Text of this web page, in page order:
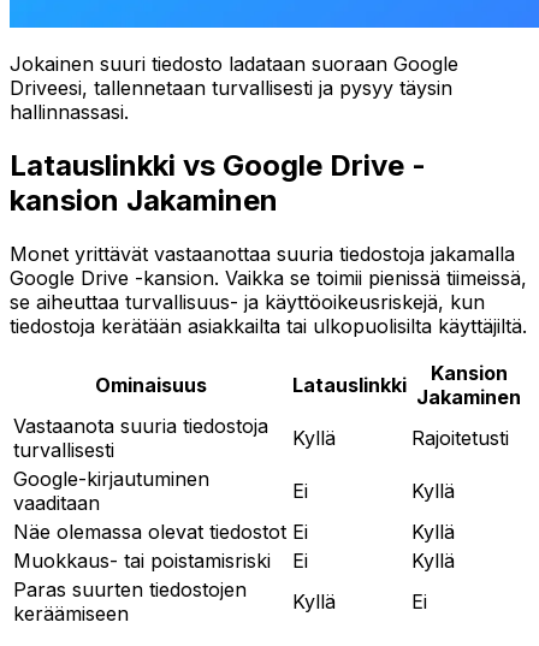
Jokainen suuri tiedosto ladataan suoraan Google
Driveesi, tallennetaan turvallisesti ja pysyy täysin
hallinnassasi.
Latauslinkki vs Google Drive -
kansion Jakaminen
Monet yrittävät vastaanottaa suuria tiedostoja jakamalla
Google Drive -kansion. Vaikka se toimii pienissä tiimeissä,
se aiheuttaa turvallisuus- ja käyttöoikeusriskejä, kun
tiedostoja kerätään asiakkailta tai ulkopuolisilta käyttäjiltä.
Ominaisuus Latauslinkki
Kansion
Jakaminen
Vastaanota suuria tiedostoja
turvallisesti
Kyllä
Rajoitetusti
Google-kirjautuminen
vaaditaan
Ei
Kyllä
Näe olemassa olevat tiedostot Ei
Kyllä
Muokkaus- tai poistamisriski
Ei
Kyllä
Paras suurten tiedostojen
keräämiseen
Kyllä Ei